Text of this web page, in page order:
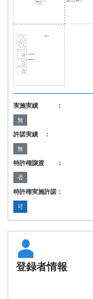
実施実績 ：
無
許諾実績 ：
無
特許権譲渡 ：
否
特許権実施許諾：
可
登録者情報